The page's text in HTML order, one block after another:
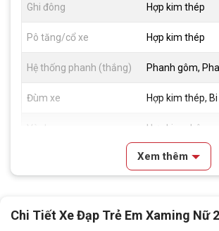
Ghi đông Hợp kim thép
Pô tăng/cổ xe Hợp kim thép
Hệ thống phanh (thắng) Phanh gôm,
Đùm xe Hợp kim thép,
Hợp kim nhôm
14x2.125
Dĩa 1 tầng
Xem thêm
Chi Tiết Xe Đạp Trẻ Em Xaming Nữ